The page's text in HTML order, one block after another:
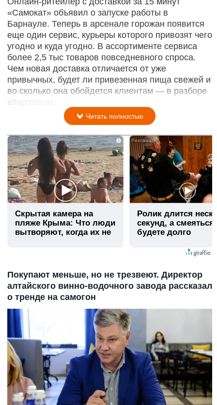
«Самокат» объявил о запуске работы в
Барнауле. Теперь в арсенале горожан появится
еще один сервис, курьеры которого привозят чего
угодно и куда угодно. В ассортименте сервиса
более 2,5 тыс товаров повседневного спроса.
Чем новая доставка отличается от уже
привычных, будет ли привезенная пища свежей и
во сколько она обойдется клиентам — в разборе
altapress.ru.
Читать полностью
i
Скрытая камера на
пляже Крыма: Что люди
вытворяют, когда их не
Ролик длится
секунд, а
будете долго
Покупают меньше, но не трезвеют. Директор
алтайского винно-водочного завода рассказал
о тренде на самогон